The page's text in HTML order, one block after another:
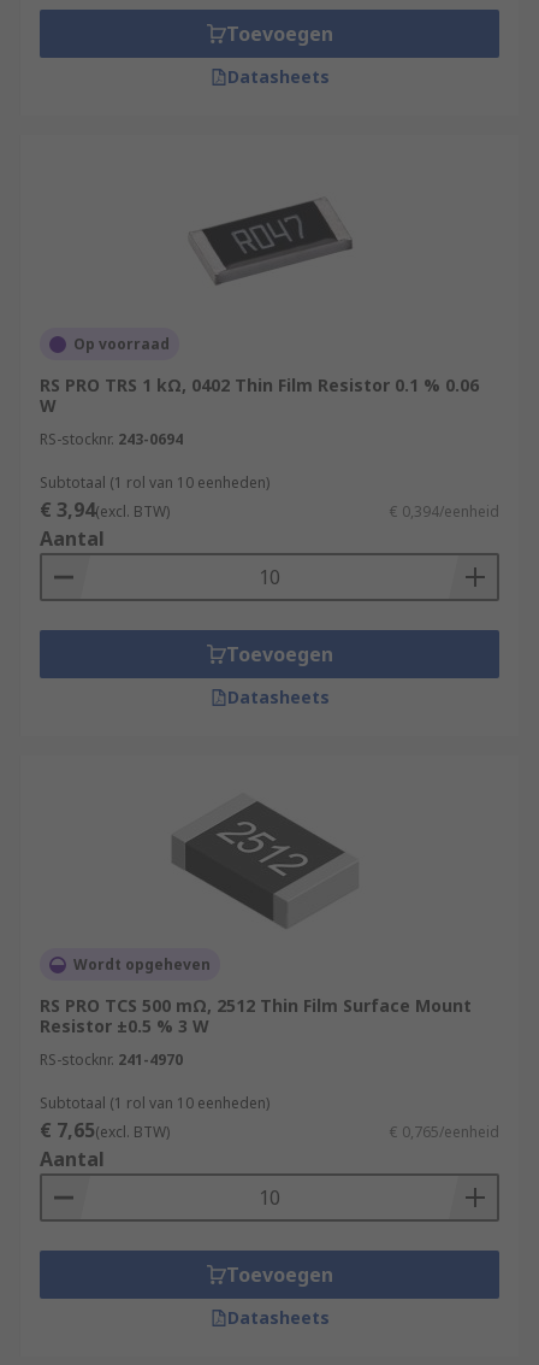
Toevoegen
Datasheets
Op voorraad
RS PRO TRS 1 kΩ, 0402 Thin Film Resistor 0.1 % 0.06
W
RS-stocknr. 243-0694
Subtotaal (1 rol van 10 eenheden)
€ 3,94(excl. BTW) € 0,394/eenheid
Aantal
Toevoegen
Datasheets
Wordt opgeheven
RS PRO TCS 500 mΩ, 2512 Thin Film Surface Mount
Resistor ±0.5 % 3 W
RS-stocknr. 241-4970
Subtotaal (1 rol van 10 eenheden)
€ 7,65(excl. BTW) € 0,765/eenheid
Aantal
Toevoegen
Datasheets